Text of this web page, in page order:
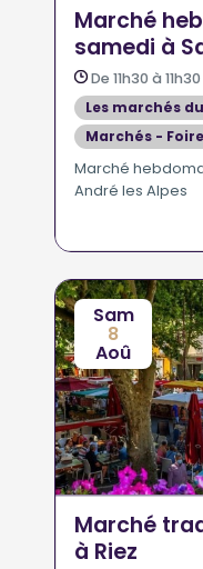
Marché
samedi à
De 11h30 à 11h30
Les marchés
Marchés -
Marché
André les Alpes
Sam
8
Aoû
Marché
à Riez